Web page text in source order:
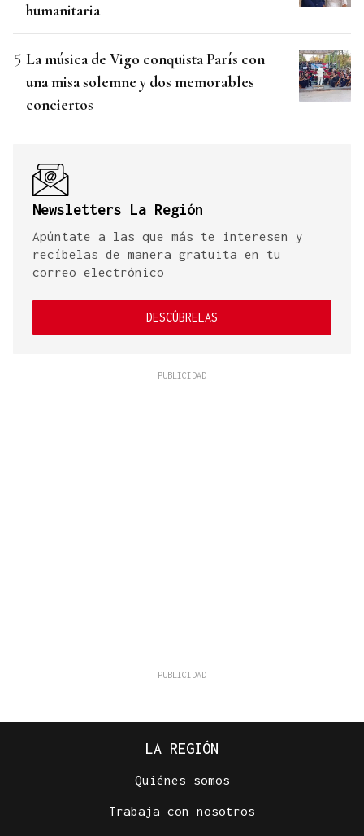
humanitaria
La música de Vigo conquista París con
una misa solemne y dos memorables
conciertos
Newsletters La Región
Apúntate a las que más te interesen y
recíbelas de manera gratuita en tu
correo electrónico
DESCÚBRELAS
LA REGIÓN
Quiénes somos
Trabaja con nosotros